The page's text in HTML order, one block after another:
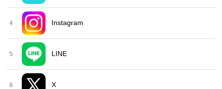
4 Instagram
5 LINE
6 X